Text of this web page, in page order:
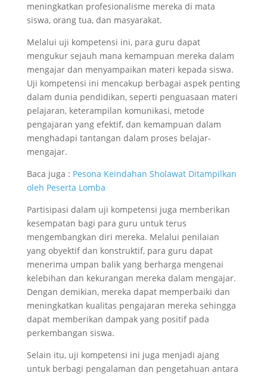
meningkatkan profesionalisme mereka di mata
siswa, orang tua, dan masyarakat.
Melalui uji kompetensi ini, para guru dapat
mengukur sejauh mana kemampuan mereka dalam
mengajar dan menyampaikan materi kepada siswa.
Uji kompetensi ini mencakup berbagai aspek penting
dalam dunia pendidikan, seperti penguasaan materi
pelajaran, keterampilan komunikasi, metode
pengajaran yang efektif, dan kemampuan dalam
menghadapi tantangan dalam proses belajar-
mengajar.
Baca juga : Pesona Keindahan Sholawat Ditampilkan
oleh Peserta Lomba
Partisipasi dalam uji kompetensi juga memberikan
kesempatan bagi para guru untuk terus
mengembangkan diri mereka. Melalui penilaian
yang obyektif dan konstruktif, para guru dapat
menerima umpan balik yang berharga mengenai
kelebihan dan kekurangan mereka dalam mengajar.
Dengan demikian, mereka dapat memperbaiki dan
meningkatkan kualitas pengajaran mereka sehingga
dapat memberikan dampak yang positif pada
perkembangan siswa.
Selain itu, uji kompetensi ini juga menjadi ajang
untuk berbagi pengalaman dan pengetahuan antara